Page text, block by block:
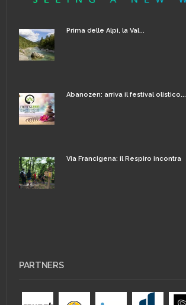
Prima delle Alpi, la Val...
Abanozen: arriva il festival olistico...
Via Francigena: il Respiro incontra
PARTNERS